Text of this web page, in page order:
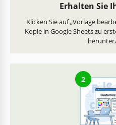
Erhalten Sie
Klicken Sie auf „Vorlage
Kopie in Google Sheets zu
2